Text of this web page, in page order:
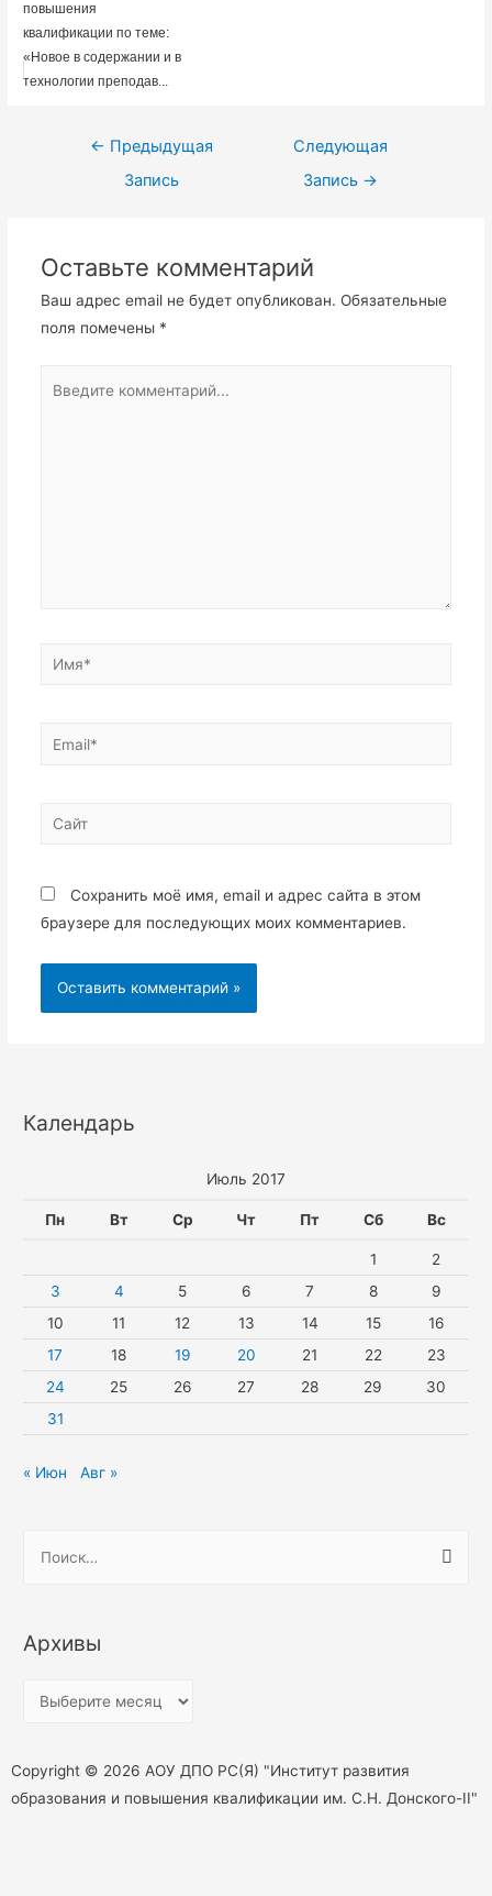
повышения
квалификации по теме:
«Новое в содержании и в
технологии преподав...
Навигация
← Предыдущая
Запись
Следующая
Запись →
Оставьте комментарий
Ваш адрес email не будет опубликован. Обязательные
поля помечены *
Имя*
Email*
Сайт
Сохранить моё имя, email и адрес сайта в этом
браузере для последующих моих комментариев.
Календарь
Июль 2017
Пн Вт Ср Чт Пт Сб Вс
1
2
3
4 5 6 7 8
9
10
11 12 13 14 15
16
17
18 19 20 21 22
23
24
25 26 27 28 29
30
31
« Июн Авг »
т
Архивы
и
в
Copyright © 2026 АОУ ДПО РС(Я) "Институт развития
образования и повышения квалификации им. С.Н. Донского-II"